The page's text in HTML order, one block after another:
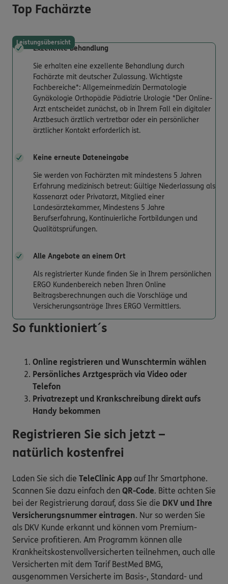
Top Fachärzte
Leistungsübersicht
Exzellente Behandlung
Sie erhalten eine exzellente Behandlung durch
Fachärzte mit deutscher Zulassung. Wichtigste
Fachbereiche*: Allgemeinmedizin Dermatologie
Gynäkologie Orthopädie Pädiatrie Urologie *Der Online-
Arzt entscheidet zunächst, ob in Ihrem Fall ein digitaler
Arztbesuch ärztlich vertretbar oder ein persönlicher
ärztlicher Kontakt erforderlich ist.
Keine erneute Dateneingabe
Sie werden von Fachärzten mit mindestens 5 Jahren
Erfahrung medizinisch betreut: Gültige Niederlassung als
Kassenarzt oder Privatarzt, Mitglied einer
Landesärztekammer, Mindestens 5 Jahre
Berufserfahrung, Kontinuierliche Fortbildungen und
Qualitätsprüfungen.
Alle Angebote an einem Ort
Als registrierter Kunde finden Sie in Ihrem persönlichen
ERGO Kundenbereich neben Ihren Online
Beitragsberechnungen auch die Vorschläge und
Versicherungsanträge Ihres ERGO Vermittlers.
So funktioniert´s
Online registrieren und Wunschtermin wählen
Persönliches Arztgespräch via Video oder
Telefon
Privatrezept und Krankschreibung direkt aufs
Handy bekommen
Registrieren Sie sich jetzt –
natürlich kostenfrei
Laden Sie sich die TeleClinic App auf Ihr Smartphone.
Scannen Sie dazu einfach den QR-Code. Bitte achten Sie
bei der Registrierung darauf, dass Sie die DKV und Ihre
Versicherungsnummer eintragen. Nur so werden Sie
als DKV Kunde erkannt und können vom Premium-
Service profitieren. Am Programm können alle
Krankheitskostenvollversicherten teilnehmen, auch alle
Versicherten mit dem Tarif BestMed BMG,
ausgenommen Versicherte im Basis-, Standard- und